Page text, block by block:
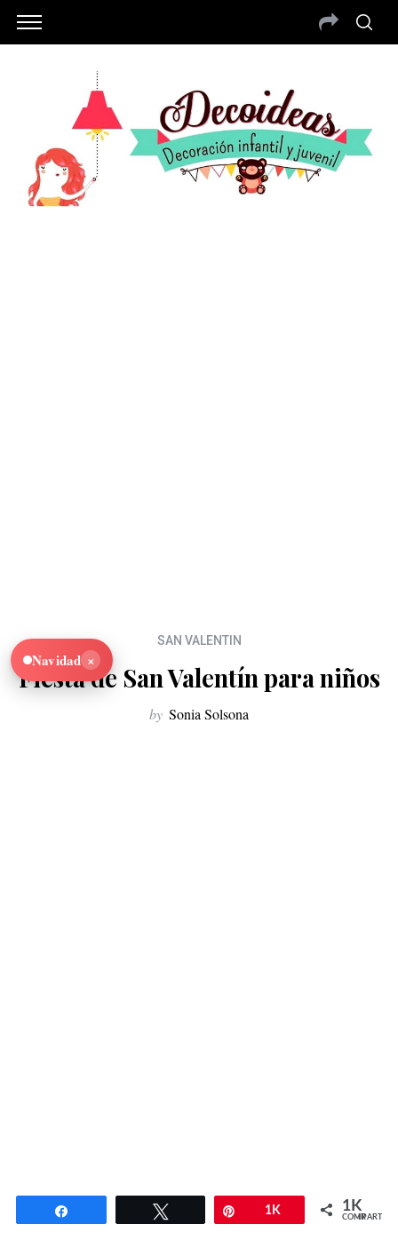
SAN VALENTIN
Fiesta de San Valentín para niños
by Sonia Solsona
Twittear 1K 1K
COMPARTIR
Navidad ×